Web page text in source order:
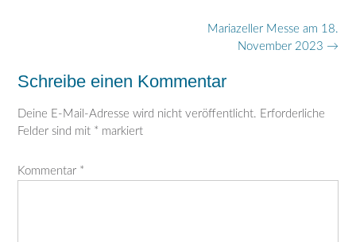
Mariazeller Messe am 18.
November 2023 →
Schreibe einen Kommentar
Deine E-Mail-Adresse wird nicht veröffentlicht. Erforderliche
Felder sind mit * markiert
Kommentar *